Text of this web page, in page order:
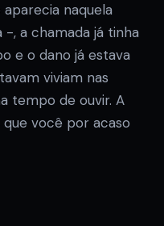
naquela
, a chamada já tinha
e o dano já estava
viviam nas
tempo de ouvir. A
que você por acaso